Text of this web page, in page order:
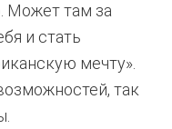
Может там за
и стать
мечту».
так